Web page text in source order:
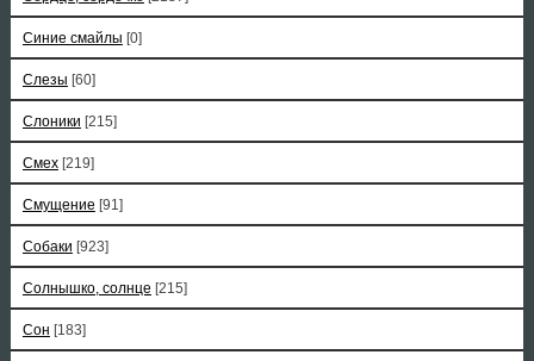
Синие смайлы [0]
Слезы [60]
Слоники [215]
Смех [219]
Смущение [91]
Собаки [923]
Солнышко, солнце [215]
Сон [183]